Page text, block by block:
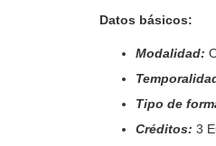
Datos básicos:
Modalidad:
Tipo de
Créditos: 3